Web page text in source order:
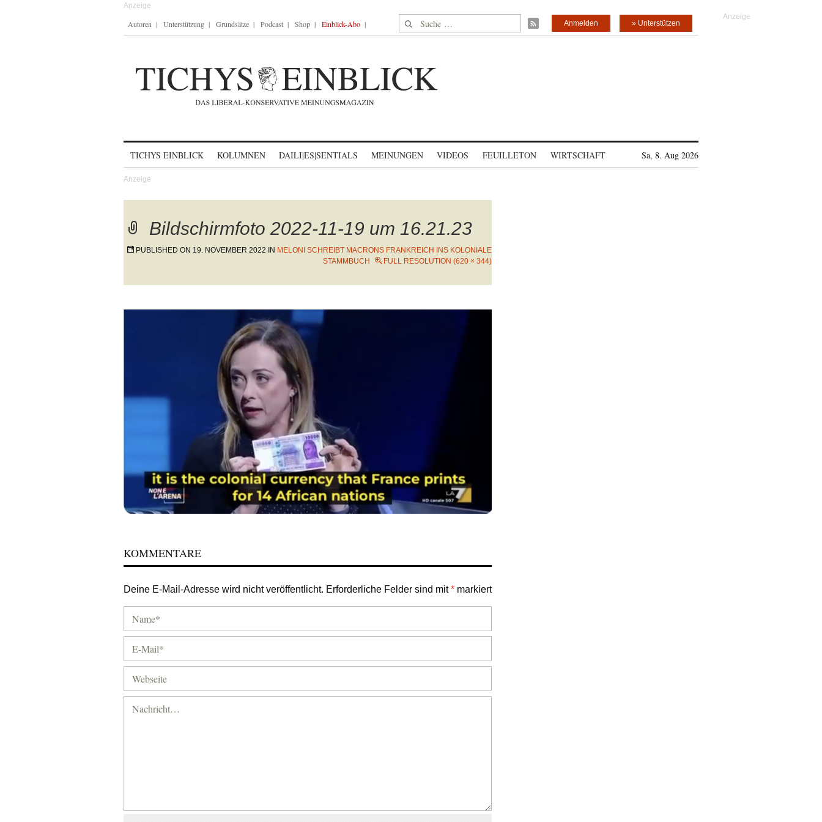
Autoren Unterstützung Grundsätze Podcast Shop Einblick-Abo Suche nach: » Unterstützen
Anmelden
TICHYS EINBLICK KOLUMNEN DAILI|ES|SENTIALS MEINUNGEN VIDEOS FEUILLETON WIRTSCHAFT Sa, 8. Aug 2026
Bildschirmfoto 2022-11-19 um 16.21.23
PUBLISHED ON 19. NOVEMBER 2022 IN MELONI SCHREIBT MACRONS FRANKREICH INS KOLONIALE
STAMMBUCH
FULL RESOLUTION (620 × 344)
KOMMENTARE
Deine E-Mail-Adresse wird nicht veröffentlicht. Erforderliche Felder sind mit* markiert